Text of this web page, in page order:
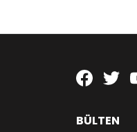
BÜLTEN